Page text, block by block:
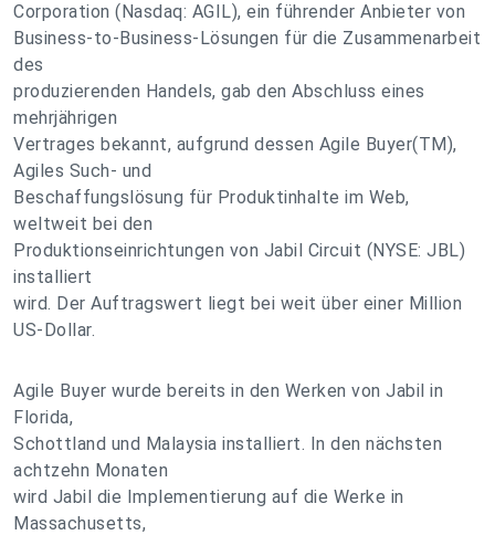
Corporation (Nasdaq: AGIL), ein führender Anbieter von
Business-to-Business-Lösungen für die Zusammenarbeit
des
produzierenden Handels, gab den Abschluss eines
mehrjährigen
Vertrages bekannt, aufgrund dessen Agile Buyer(TM),
Agiles Such- und
Beschaffungslösung für Produktinhalte im Web,
weltweit bei den
Produktionseinrichtungen von Jabil Circuit (NYSE: JBL)
installiert
wird. Der Auftragswert liegt bei weit über einer Million
US-Dollar.
Agile Buyer wurde bereits in den Werken von Jabil in
Florida,
Schottland und Malaysia installiert. In den nächsten
achtzehn Monaten
wird Jabil die Implementierung auf die Werke in
Massachusetts,